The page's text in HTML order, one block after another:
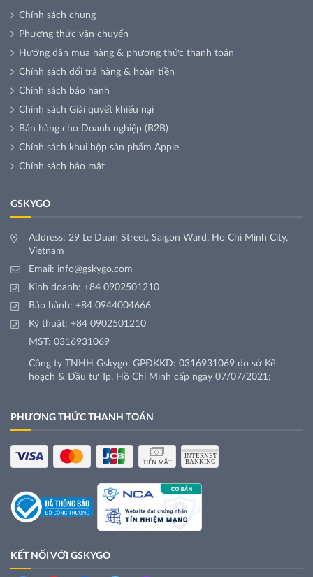
Chính sách chung
Phương thức vận chuyển
Hướng dẫn mua hàng & phương thức thanh toán
Chính sách đổi trả hàng & hoàn tiền
Chính sách bảo hành
Chính sách Giải quyết khiếu nại
Bán hàng cho Doanh nghiệp (B2B)
Chính sách khui hộp sản phẩm Apple
Chính sách bảo mật
GSKYGO
Address: 29 Le Duan Street, Saigon Ward, Ho Chi Minh City,
Vietnam
Email: info@gskygo.com
Kinh doanh: +84 0902501210
Bảo hành: +84 0944004666
Kỹ thuật: +84 0902501210
MST: 0316931069
Công ty TNHH Gskygo. GPĐKKD: 0316931069 do sở Kế
hoạch & Đầu tư Tp. Hồ Chí Minh cấp ngày 07/07/2021;
PHƯƠNG THỨC THANH TOÁN
KẾT NỐI VỚI GSKYGO